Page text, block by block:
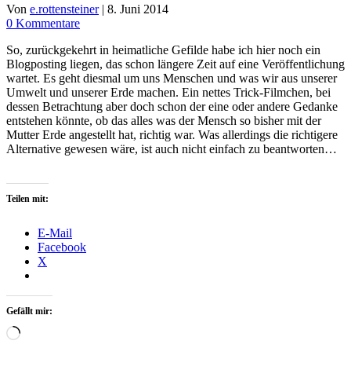
Von e.rottensteiner | 8. Juni 2014
0 Kommentare
So, zurückgekehrt in heimatliche Gefilde habe ich hier noch ein
Blogposting liegen, das schon längere Zeit auf eine Veröffentlichung
wartet. Es geht diesmal um uns Menschen und was wir aus unserer
Umwelt und unserer Erde machen. Ein nettes Trick-Filmchen, bei
dessen Betrachtung aber doch schon der eine oder andere Gedanke
entstehen könnte, ob das alles was der Mensch so bisher mit der
Mutter Erde angestellt hat, richtig war. Was allerdings die richtigere
Alternative gewesen wäre, ist auch nicht einfach zu beantworten…
Teilen mit:
E-Mail
Facebook
X
Gefällt mir:
Wird